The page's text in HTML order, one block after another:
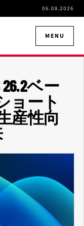
06.08.2026
MENU
26.2ベー
ョート
産性向